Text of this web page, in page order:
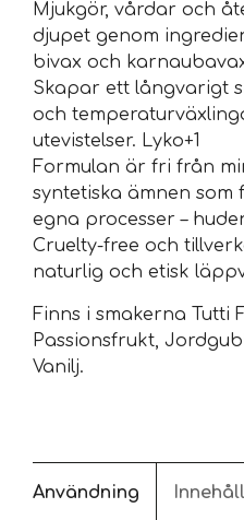
Mjukgör, vårdar och
djupet genom
bivax och
Skapar ett långvarigt
och
utevistelser. Lyko+1
Formulan är fri från
syntetiska ämnen
egna processer –
Cruelty-free och
naturlig och etisk
Finns i smakerna Tutti
Passionsfrukt,
Vanilj.
Användning Innehåll